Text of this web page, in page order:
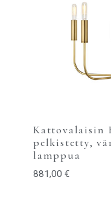
Kattovalaisin
pelkistetty,
lamppua
881,00 €